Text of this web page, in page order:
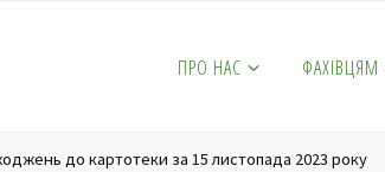
ПРО НАС ФАХІВЦЯМ
до картотеки за 15 листопада 2023 року